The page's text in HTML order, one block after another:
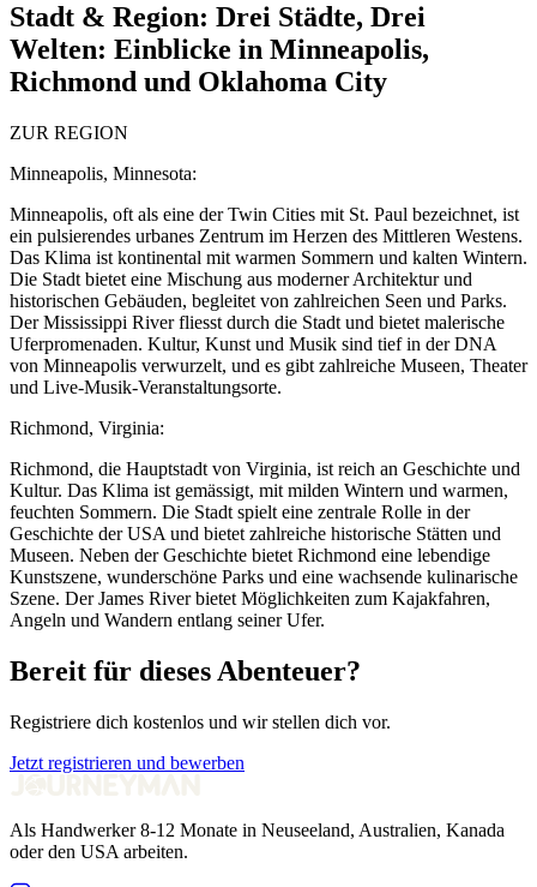
Stadt & Region: Drei Städte, Drei
Welten: Einblicke in Minneapolis,
Richmond und Oklahoma City
ZUR REGION
Minneapolis, Minnesota:
Minneapolis, oft als eine der Twin Cities mit St. Paul bezeichnet, ist
ein pulsierendes urbanes Zentrum im Herzen des Mittleren Westens.
Das Klima ist kontinental mit warmen Sommern und kalten Wintern.
Die Stadt bietet eine Mischung aus moderner Architektur und
historischen Gebäuden, begleitet von zahlreichen Seen und Parks.
Der Mississippi River fliesst durch die Stadt und bietet malerische
Uferpromenaden. Kultur, Kunst und Musik sind tief in der DNA
von Minneapolis verwurzelt, und es gibt zahlreiche Museen, Theater
und Live-Musik-Veranstaltungsorte.
Richmond, Virginia:
Richmond, die Hauptstadt von Virginia, ist reich an Geschichte und
Kultur. Das Klima ist gemässigt, mit milden Wintern und warmen,
feuchten Sommern. Die Stadt spielt eine zentrale Rolle in der
Geschichte der USA und bietet zahlreiche historische Stätten und
Museen. Neben der Geschichte bietet Richmond eine lebendige
Kunstszene, wunderschöne Parks und eine wachsende kulinarische
Szene. Der James River bietet Möglichkeiten zum Kajakfahren,
Angeln und Wandern entlang seiner Ufer.
Bereit für dieses Abenteuer?
Registriere dich kostenlos und wir stellen dich vor.
Jetzt registrieren und bewerben
Als Handwerker 8-12 Monate in Neuseeland, Australien, Kanada
oder den USA arbeiten.